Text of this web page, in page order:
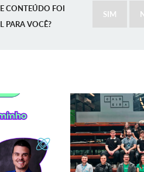
CONTEÚDO FOI
PARA VOCÊ?
SIM